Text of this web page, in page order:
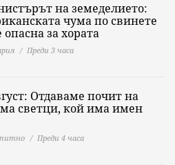
на земеделието:
чума по свинете
опасна за хората
Преди 3 часа
Отдаваме почит на
светци, кой има имен
Преди 4 часа